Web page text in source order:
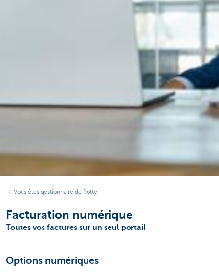
Vous êtes gestionnaire de flotte
Facturation numérique
Toutes vos factures sur un seul portail
Options numériques